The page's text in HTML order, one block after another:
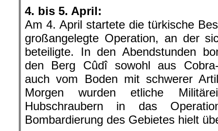
4. bis 5. April:
Am 4. April startete die türkische
großangelegte Operation, an der
beteiligte. In den Abendstunden
den Berg Cûdî sowohl aus Cobra-
auch vom Boden mit schwerer
Morgen wurden etliche
Hubschraubern in das
Bombardierung des Gebietes hielt